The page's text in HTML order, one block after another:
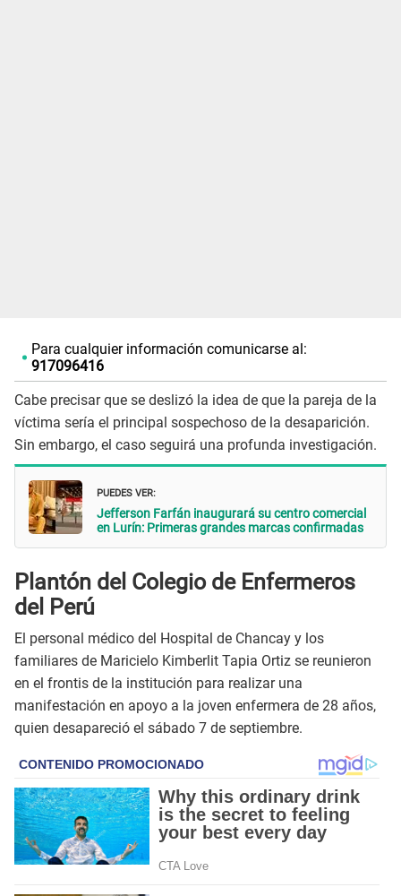
Para cualquier información comunicarse al:
917096416
Cabe precisar que se deslizó la idea de que la pareja de la
víctima sería el principal sospechoso de la desaparición.
Sin embargo, el caso seguirá una profunda investigación.
PUEDES VER:
Jefferson Farfán inaugurará su centro comercial
en Lurín: Primeras grandes marcas confirmadas
Plantón del Colegio de Enfermeros
del Perú
El personal médico del Hospital de Chancay y los
familiares de Maricielo Kimberlit Tapia Ortiz se reunieron
en el frontis de la institución para realizar una
manifestación en apoyo a la joven enfermera de 28 años,
quien desapareció el sábado 7 de septiembre.